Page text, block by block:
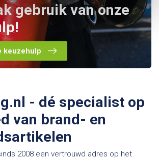
gebruik van onze
keuzehulp
- dé specialist op
van brand- en
2008 een vertrouwd adres op het